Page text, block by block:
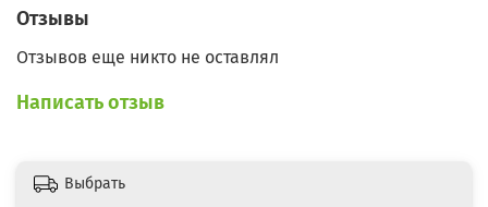
Отзывы
Отзывов еще никто не оставлял
Написать отзыв
Выбрать